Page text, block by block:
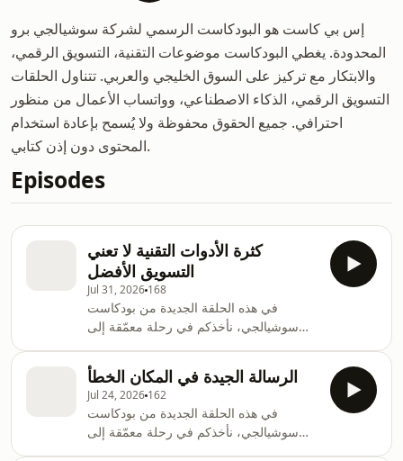
إس بي كاست هو البودكاست الرسمي لشركة سوشيالجي برو
المحدودة. يغطي البودكاست موضوعات التقنية، التسويق الرقمي،
والابتكار مع تركيز على السوق الخليجي والعربي. تتناول الحلقات
التسويق الرقمي، الذكاء الاصطناعي، وواتساب الأعمال من منظور
احترافي. جميع الحقوق محفوظة ولا يُسمح بإعادة استخدام
المحتوى دون إذن كتابي.
Episodes
كثرة الأدوات التقنية لا تعني
التسويق الأفضل
Jul 31, 2026 168
في هذه الحلقة الجديدة من بودكاست
سوشيالجي، نأخذكم في رحلة معمّقة إلى
التي تساعدك في تطوير أعمالك وتحقيق نتائج
مذهلة. إذا كنت رائد أعمال، مسوّقًا رقميًّا، أو
مهتمًّا بتوسيع نشاطك التجاري، فهذا الفيديو
مخصص لك!نستعرض معك أهم استراتيجيات
التسويق عبر الإنترنت، ونقدّم نصائح عملية
الرسالة الجيدة في المكان الخطأ
Jul 24, 2026 162
في هذه الحلقة الجديدة من بودكاست
سوشيالجي، نأخذكم في رحلة معمّقة إلى